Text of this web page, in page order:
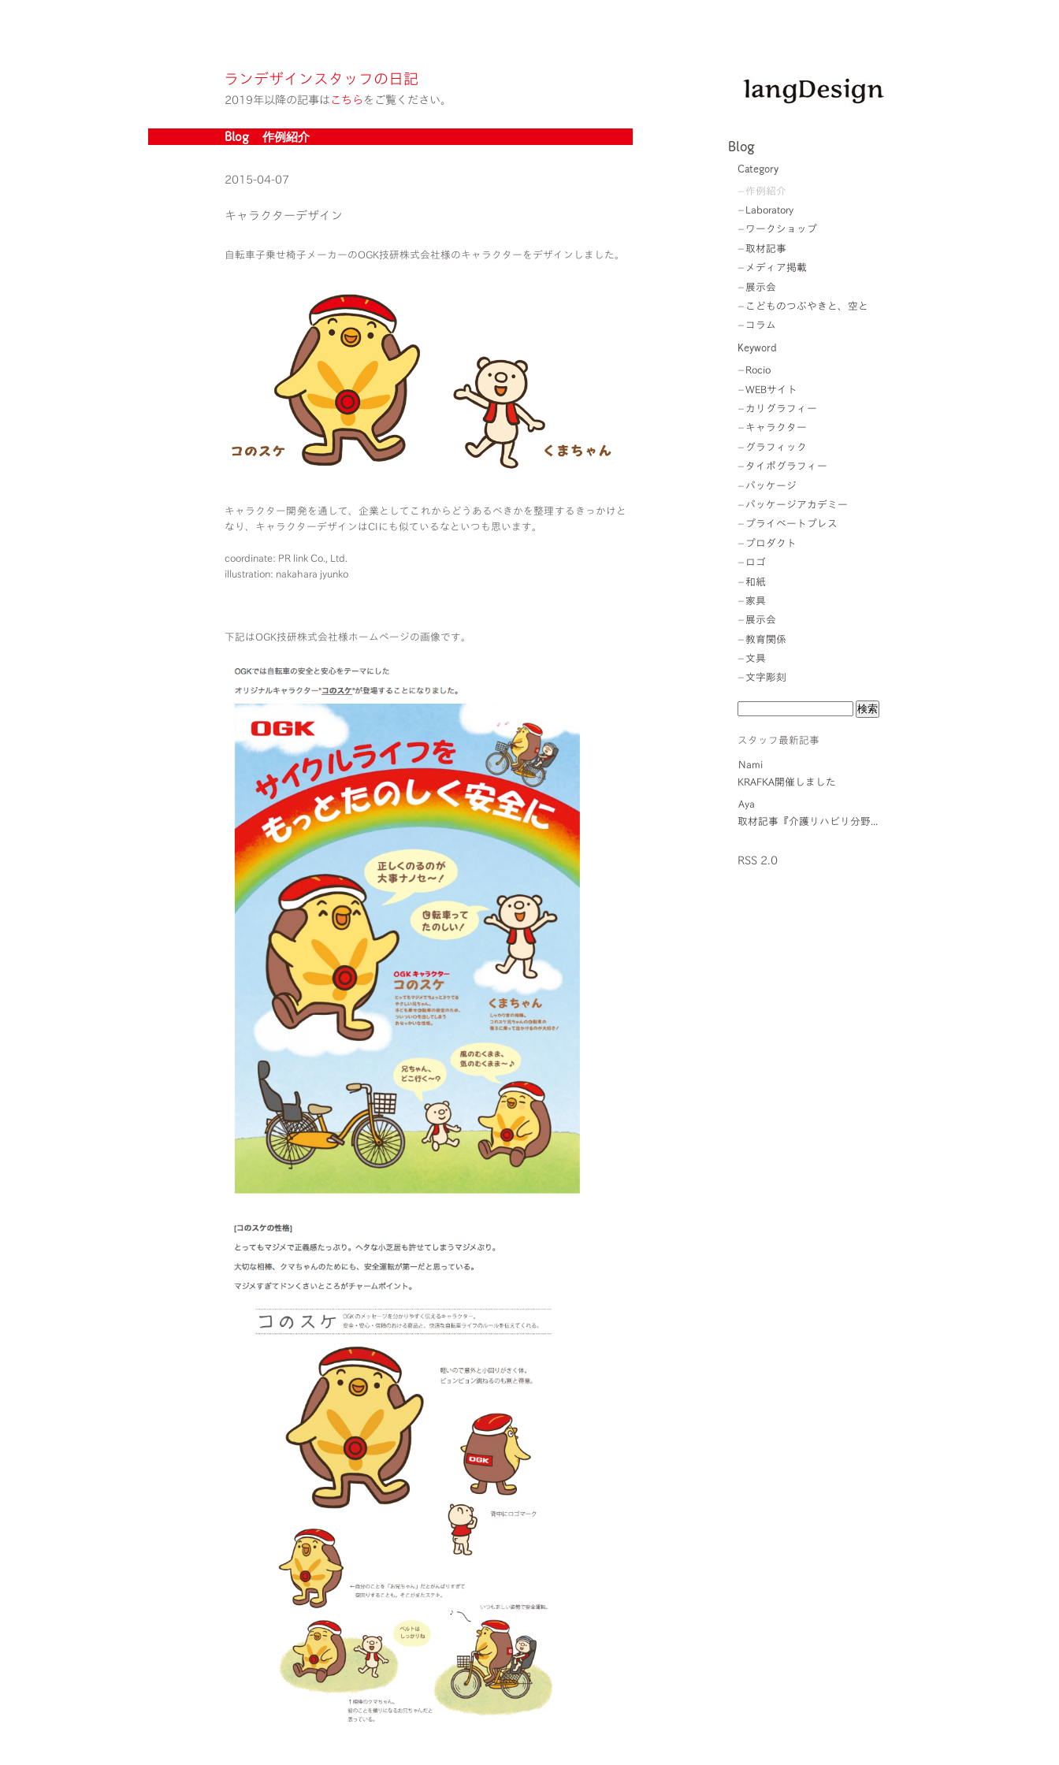
ランデザインスタッフの日記
2019年以降の記事は こちら をご覧ください。
Blog » 作例紹介
2015-04-07
キャラクターデザイン
自転車子乗せ椅子メーカーのOGK技研株式会社様のキャラクターをデザインしました。
キャラクター開発を通して、企業としてこれからどうあるべきかを整理するきっかけと
なり、キャラクターデザインはCIにも似ているなといつも思います。
coordinate: PR link Co., Ltd.
illustration: nakahara jyunko
下記はOGK技研株式会社様ホームページの画像です。
Blog
Category
作例紹介
Laboratory
ワークショップ
取材記事
メディア掲載
展示会
こどものつぶやきと、空と
コラム
Keyword
Rocio
WEBサイト
カリグラフィー
キャラクター
グラフィック
タイポグラフィー
パッケージ
パッケージアカデミー
プライベートプレス
プロダクト
ロゴ
和紙
家具
展示会
教育関係
文具
文字彫刻
スタッフ最新記事
Nami
KRAFKA開催しました
Aya
取材記事『介護リハビリ分野...
RSS 2.0